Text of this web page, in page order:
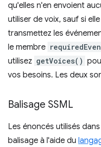
qu'elles n'en envoient
utiliser de voix, sauf si
transmettez les
le membre
utilisez getVoices()
vos besoins. Les deux
Balisage SSML
Les énoncés utilisés
balisage à l'aide du